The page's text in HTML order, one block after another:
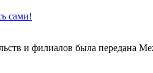
сами!
и филиалов была